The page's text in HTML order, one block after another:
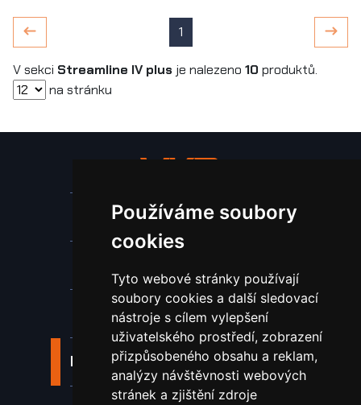
Používáme soubory
cookies
Tyto webové stránky používají
soubory cookies a další sledovací
nástroje s cílem vylepšení
uživatelského prostředí, zobrazení
přizpůsobeného obsahu a reklam,
analýzy návštěvnosti webových
stránek a zjištění zdroje
1
V sekci Streamline IV plus je nalezeno 10 produktů.
na stránku
Stroje a zařízení
Spotřební materiál a nástroje
Náhradní díly pro vodní paprsek